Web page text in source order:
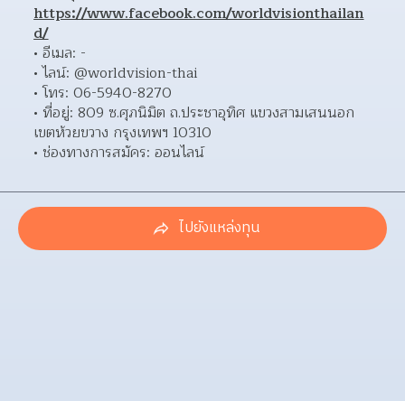
https://www.facebook.com/worldvisionthailan
d/
อีเมล: -
ไลน์: @worldvision-thai
โทร: 06-5940-8270
ที่อยู่: 809 ซ.ศุภนิมิต ถ.ประชาอุทิศ แขวงสามเสนนอก
เขตห้วยขวาง กรุงเทพฯ 10310
ช่องทางการสมัคร: ออนไลน์
ไปยังแหล่งทุน